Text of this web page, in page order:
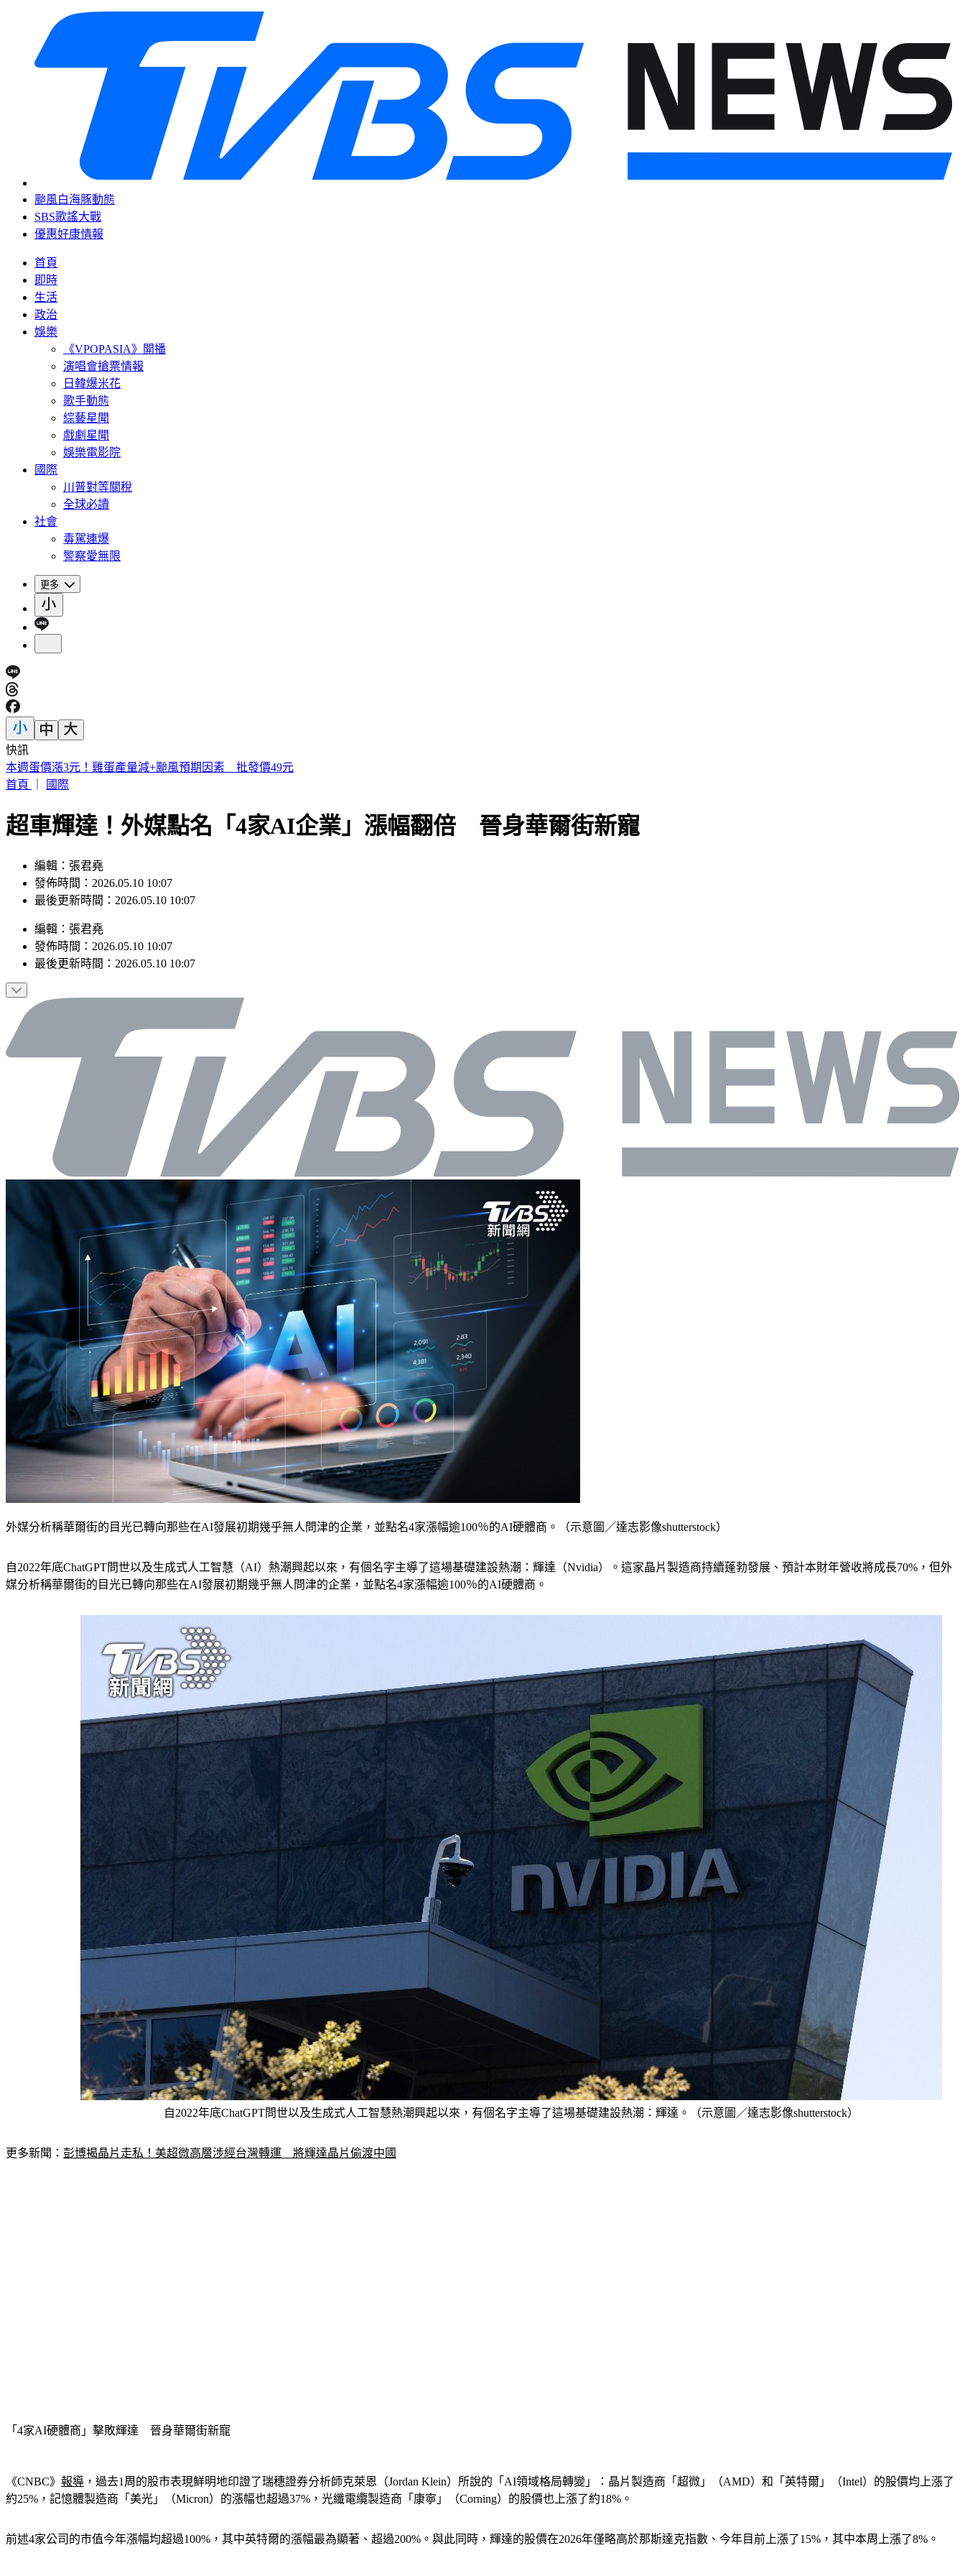
颱風白海豚動態
SBS歌謠大戰
優惠好康情報
首頁
即時
生活
政治
娛樂
《VPOPASIA》開播
演唱會搶票情報
日韓爆米花
歌手動態
綜藝星聞
戲劇星聞
娛樂電影院
國際
川普對等關稅
全球必讀
社會
毒駕連爆
警察愛無限
更多
快訊
不滿大聲講手機被勸！女乘客衝車長室撒野 台鐵不忍要提告
首頁
國際
超車輝達！外媒點名「4家AI企業」漲幅翻倍 晉身華爾街新寵
編輯：張君堯
發佈時間：2026.05.10 10:07
最後更新時間：2026.05.10 10:07
編輯 ： 張君堯
發佈時間： 2026.05.10 10:07
最後更新時間： 2026.05.10 10:07
外媒分析稱華爾街的目光已轉向那些在AI發展初期幾乎無人問津的企業，並點名4家漲幅逾100％的AI硬體商。（示意圖／達志影像shutterstock）
自2022年底ChatGPT問世以及生成式人工智慧（AI）熱潮興起以來，有個名字主導了這場基礎建設熱潮：輝達（Nvidia）。這家晶片製造商持續蓬勃發展、預計本財年營收將成長70%，但外
媒分析稱華爾街的目光已轉向那些在AI發展初期幾乎無人問津的企業，並點名4家漲幅逾100％的AI硬體商。
自2022年底ChatGPT問世以及生成式人工智慧熱潮興起以來，有個名字主導了這場基礎建設熱潮：輝達。（示意圖／達志影像shutterstock）
更多新聞： 彭博揭晶片走私！美超微高層涉經台灣轉運　將輝達晶片偷渡中國
「4家AI硬體商」擊敗輝達　晉身華爾街新寵
《CNBC》 報導 ，過去1周的股市表現鮮明地印證了瑞穗證券分析師克萊恩（Jordan Klein）所說的「AI領域格局轉變」：晶片製造商「超微」（AMD）和「英特爾」（Intel）的股價均上漲了
約25%，記憶體製造商「美光」（Micron）的漲幅也超過37%，光纖電纜製造商「康寧」（Corning）的股價也上漲了約18%。
前述4家公司的市值今年漲幅均超過100%，其中英特爾的漲幅最為顯著、超過200%。與此同時，輝達的股價在2026年僅略高於那斯達克指數、今年目前上漲了15%，其中本周上漲了8%。